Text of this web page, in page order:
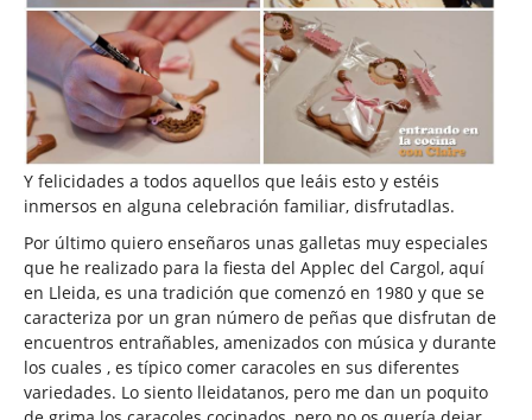
Y felicidades a todos aquellos que leáis esto y estéis
inmersos en alguna celebración familiar, disfrutadlas.
Por último quiero enseñaros unas galletas muy especiales
que he realizado para la fiesta del Applec del Cargol, aquí
en Lleida, es una tradición que comenzó en 1980 y que se
caracteriza por un gran número de peñas que disfrutan de
encuentros entrañables, amenizados con música y durante
los cuales , es típico comer caracoles en sus diferentes
variedades. Lo siento lleidatanos, pero me dan un poquito